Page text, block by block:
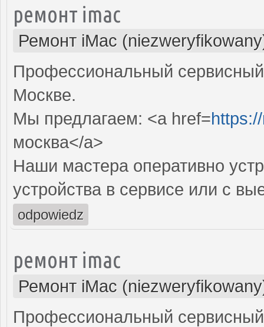
ремонт imac
Ремонт iMac
Профессиональный
Москве.
Мы предлагаем: <a href=
москва</a>
Наши мастера оперативно
устройства в сервисе или с
odpowiedz
ремонт imac
Ремонт iMac
Профессиональный